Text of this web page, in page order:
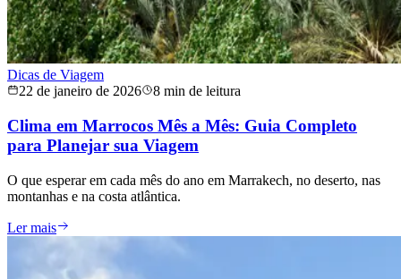
Dicas de Viagem
22 de janeiro de 2026
8 min de leitura
Clima em Marrocos Mês a Mês: Guia Completo
para Planejar sua Viagem
O que esperar em cada mês do ano em Marrakech, no deserto, nas
montanhas e na costa atlântica.
Ler mais